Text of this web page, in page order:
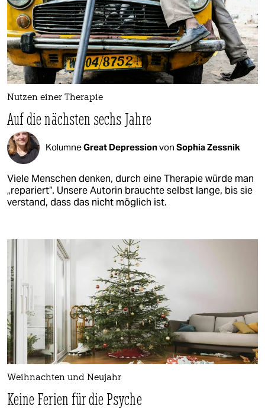
Nutzen einer Therapie
Auf die nächsten sechs Jahre
KolumneGreat Depressionvon Sophia Zessnik
Viele Menschen denken, durch eine Therapie würde man
„repariert“. Unsere Autorin brauchte selbst lange, bis sie
verstand, dass das nicht möglich ist.
Weihnachten und Neujahr
Keine Ferien für die Psyche